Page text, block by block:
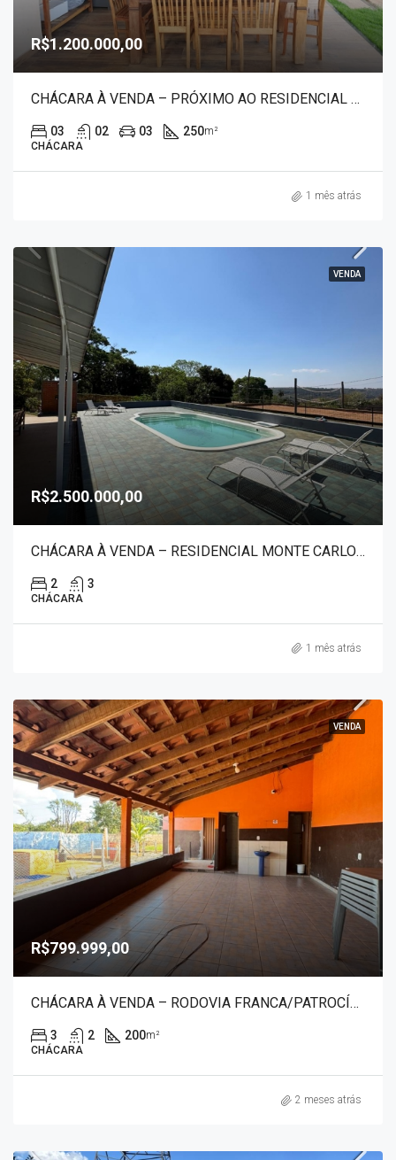
R$1.200.000,00
CHÁCARA À VENDA – PRÓXIMO AO RESIDENCIAL ZANETTI
03 02 03 250m²
CHÁCARA
1 mês atrás
VENDA
R$2.500.000,00
CHÁCARA À VENDA – RESIDENCIAL MONTE CARLOS 50057
2 3
CHÁCARA
1 mês atrás
VENDA
R$799.999,00
CHÁCARA À VENDA – RODOVIA FRANCA/PATROCÍNIO PAULISTA 50056
3 2 200m²
CHÁCARA
2 meses atrás